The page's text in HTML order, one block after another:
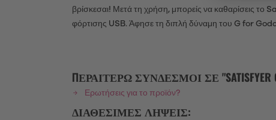
βρίσκεσαι! Μετά τη χρήση, μπορείς να καθαρίσεις το
φόρτισης USB. Άφησε τη διπλή δύναμη του G for
ΠΕΡΑΙΤΈΡΩ ΣΎΝΔΕΣΜΟΙ ΣΕ "SATISFYER G
Ερωτήσεις για το προϊόν?
ΔΙΑΘΈΣΙΜΕΣ ΛΉΨΕΙΣ: